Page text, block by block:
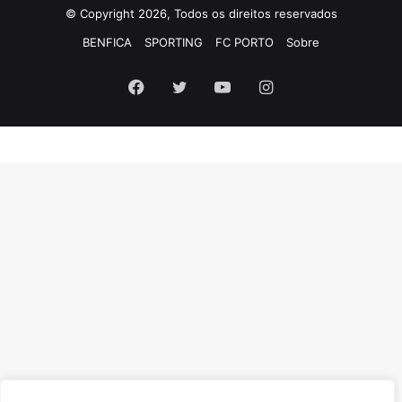
© Copyright 2026, Todos os direitos reservados
BENFICA
SPORTING FC PORTO Sobre
Facebook
TwitterYouTubeInstagram